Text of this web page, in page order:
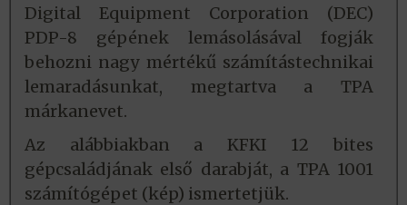
Digital Equipment Corporation (DEC)
PDP-8 gépének lemásolásával fogják
behozni nagy mértékű számítástechnikai
lemaradásunkat, megtartva a TPA
márkanevet.
Az alábbiakban a KFKI 12 bites
gépcsaládjának első darabját, a TPA 1001
számítógépet (kép) ismertetjük.